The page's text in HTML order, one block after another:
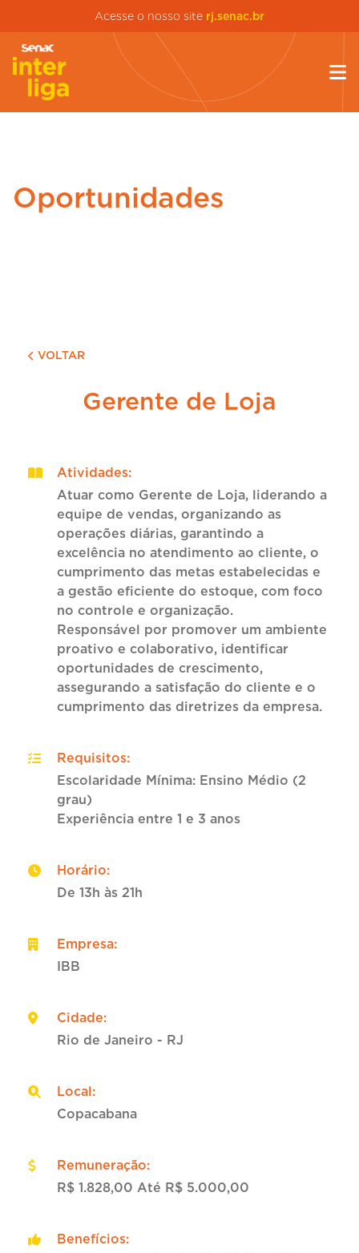
Acesse o nosso site rj.senac.br
Oportunidades
VOLTAR
Gerente de Loja
Atividades:
Atuar como Gerente de Loja, liderando a
equipe de vendas, organizando as
operações diárias, garantindo a
excelência no atendimento ao cliente, o
cumprimento das metas estabelecidas e
a gestão eficiente do estoque, com foco
no controle e organização.
Responsável por promover um ambiente
proativo e colaborativo, identificar
oportunidades de crescimento,
assegurando a satisfação do cliente e o
cumprimento das diretrizes da empresa.
Requisitos:
Escolaridade Mínima: Ensino Médio (2
grau)
Experiência entre 1 e 3 anos
Horário:
De 13h às 21h
Empresa:
IBB
Cidade:
Rio de Janeiro - RJ
Local:
Copacabana
Remuneração:
R$ 1.828,00 Até R$ 5.000,00
Benefícios: